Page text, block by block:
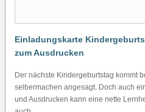
Einladungskarte
zum Ausdrucken
Der nächste Kindergeburtstag kommt
selbermachen angesagt. Doch auch
und Ausdrucken kann eine nette